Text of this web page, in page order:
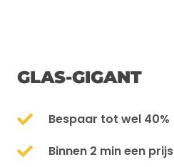
GLAS-GIGANT
Bespaar tot wel 40%
Binnen 2 min een prijs